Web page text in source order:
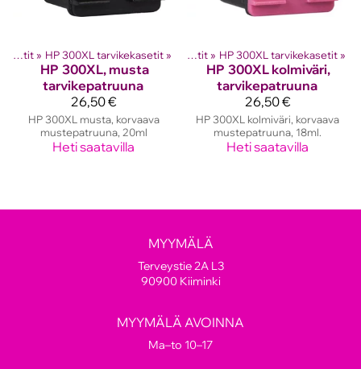
HP mustekasetit ‪» HP 300XL tarvikekasetit ‪»
HP 300XL, musta
tarvikepatruuna
26,50 €
HP 300XL musta, korvaava
mustepatruuna, 20ml
Heti saatavilla
kasetit‪» HP mustekasetit ‪» HP 300XL tarvikekasetit ‪»
HP 300XL kolmiväri,
tarvikepatruuna
26,50 €
HP 300XL kolmiväri, korvaava
mustepatruuna, 18ml.
Heti saatavilla
MYYMÄLÄ
Terveystie 2A L3
90900 Kiiminki
MYYMÄLÄ AVOINNA
Ma–to 10–17